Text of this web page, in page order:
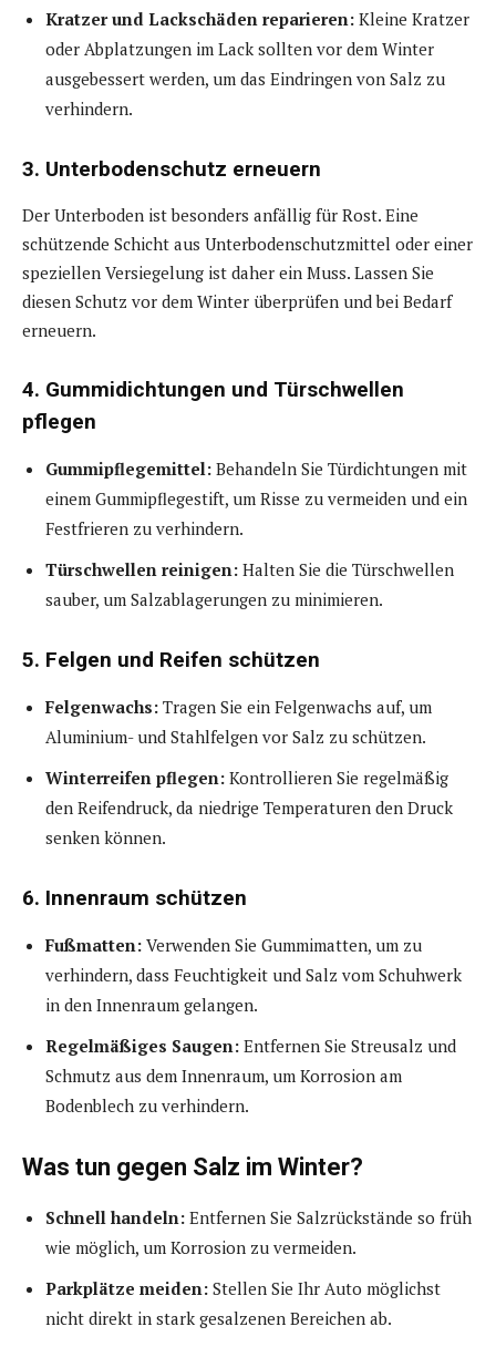
Kratzer und Lackschäden reparieren: Kleine Kratzer
oder Abplatzungen im Lack sollten vor dem Winter
ausgebessert werden, um das Eindringen von Salz zu
verhindern.
3. Unterbodenschutz erneuern
Der Unterboden ist besonders anfällig für Rost. Eine
schützende Schicht aus Unterbodenschutzmittel oder einer
speziellen Versiegelung ist daher ein Muss. Lassen Sie
diesen Schutz vor dem Winter überprüfen und bei Bedarf
erneuern.
4. Gummidichtungen und Türschwellen
pflegen
Gummipflegemittel: Behandeln Sie Türdichtungen mit
einem Gummipflegestift, um Risse zu vermeiden und ein
Festfrieren zu verhindern.
Türschwellen reinigen: Halten Sie die Türschwellen
sauber, um Salzablagerungen zu minimieren.
5. Felgen und Reifen schützen
Felgenwachs: Tragen Sie ein Felgenwachs auf, um
Aluminium- und Stahlfelgen vor Salz zu schützen.
Winterreifen pflegen: Kontrollieren Sie regelmäßig
den Reifendruck, da niedrige Temperaturen den Druck
senken können.
6. Innenraum schützen
Fußmatten: Verwenden Sie Gummimatten, um zu
verhindern, dass Feuchtigkeit und Salz vom Schuhwerk
in den Innenraum gelangen.
Regelmäßiges Saugen: Entfernen Sie Streusalz und
Schmutz aus dem Innenraum, um Korrosion am
Bodenblech zu verhindern.
Was tun gegen Salz im Winter?
Schnell handeln: Entfernen Sie Salzrückstände so früh
wie möglich, um Korrosion zu vermeiden.
Parkplätze meiden: Stellen Sie Ihr Auto möglichst
nicht direkt in stark gesalzenen Bereichen ab.